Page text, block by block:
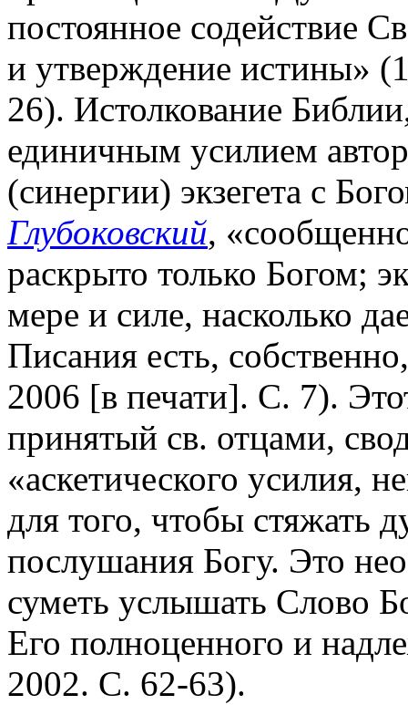
постоянное содействие
и утверждение истины»
26). Истолкование
единичным усилием
(синергии) экзегета с
Глубоковский,
раскрыто только Богом;
мере и силе, насколько
Писания есть,
2006 [в печати]. С. 7).
принятый св. отцами,
«аскетического усилия,
для того, чтобы стяжать
послушания Богу. Это
суметь услышать Слово
Его полноценного и
2002. С. 62-63).